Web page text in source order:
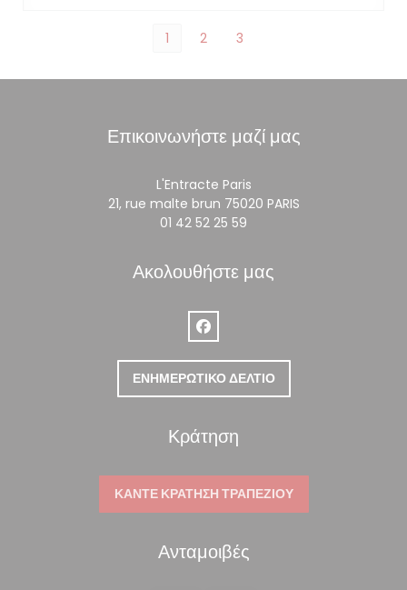
1 2 3
Επικοινωνήστε μαζί μας
L'Entracte Paris
21, rue malte brun 75020 PARIS((ανοίγει σε νέο
01 42 52 25 59
Ακολουθήστε μας
Facebook ((ανοίγει σε νέο
ΕΝΗΜΕΡΩΤΙΚΌ ΔΕΛΤΊΟ
Κράτηση
ΚΆΝΤΕ ΚΡΆΤΗΣΗ ΤΡΑΠΕΖΙΟΎ
Ανταμοιβές